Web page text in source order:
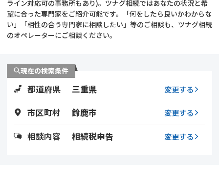
相続登記
遺留分侵害額請求
相続人調査
コラム
相続手続き
相続登記
ライン対応可の事務所もあり)。ツナグ相続ではあなたの状況と希
望に合った専門家をご紹介可能です。「何をしたら良いかわからな
い」「相性の合う専門家に相談したい」等のご相談も、ツナグ相続
のオペレーターにご相談ください。
現在の検索条件
都道府県 三重県 変更する
市区町村 鈴鹿市 変更する
相談内容 相続税申告 変更する